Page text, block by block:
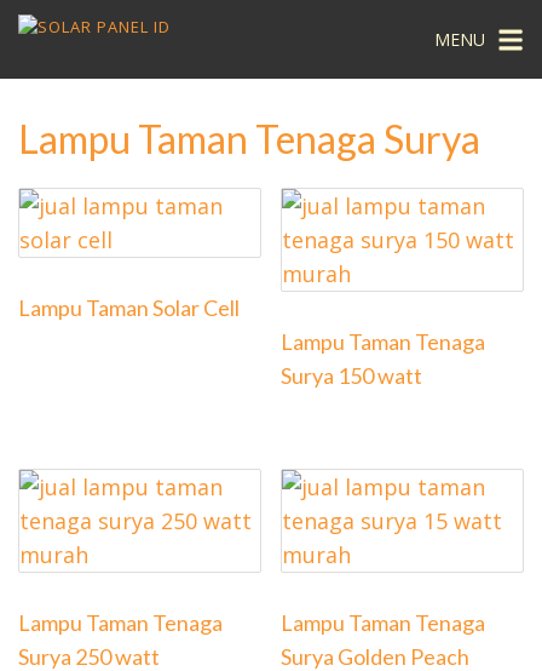
MENU
Lampu Taman Tenaga Surya
Lampu Taman Solar Cell
Lampu Taman Tenaga
Surya 150 watt
Lampu Taman Tenaga
Surya 250 watt
Lampu Taman Tenaga
Surya Golden Peach